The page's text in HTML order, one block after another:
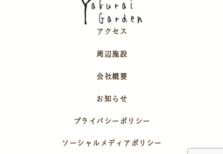
アクセス
周辺施設
会社概要
お知らせ
プライバシーポリシー
ソーシャルメディアポリシー